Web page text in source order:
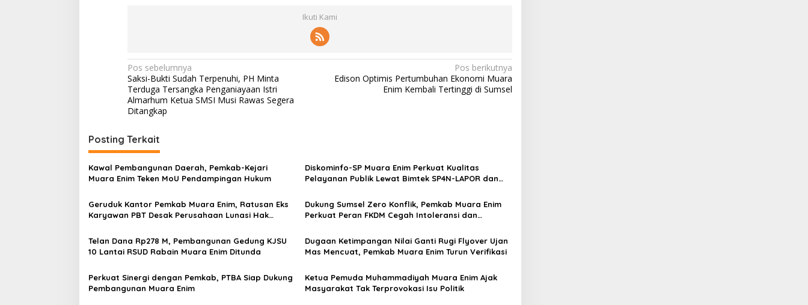
Ikuti Kami
N
a
v
i
g
a
s
i
p
o
s
Pos sebelumnya
Saksi-Bukti Sudah Terpenuhi, PH Minta
Terduga Tersangka Penganiayaan Istri
Almarhum Ketua SMSI Musi Rawas Segera
Ditangkap
Pos berikutnya
Edison Optimis Pertumbuhan Ekonomi Muara
Enim Kembali Tertinggi di Sumsel
Posting Terkait
Kawal Pembangunan Daerah, Pemkab-Kejari
Muara Enim Teken MoU Pendampingan Hukum
Diskominfo-SP Muara Enim Perkuat Kualitas
Pelayanan Publik Lewat Bimtek SP4N-LAPOR dan
Geruduk Kantor Pemkab Muara Enim, Ratusan Eks
Karyawan PBT Desak Perusahaan Lunasi Hak
Dukung Sumsel Zero Konflik, Pemkab Muara Enim
Perkuat Peran FKDM Cegah Intoleransi dan
Telan Dana Rp278 M, Pembangunan Gedung KJSU
10 Lantai RSUD Rabain Muara Enim Ditunda
Dugaan Ketimpangan Nilai Ganti Rugi Flyover Ujan
Mas Mencuat, Pemkab Muara Enim Turun Verifikasi
Perkuat Sinergi dengan Pemkab, PTBA Siap Dukung
Pembangunan Muara Enim
Ketua Pemuda Muhammadiyah Muara Enim Ajak
Masyarakat Tak Terprovokasi Isu Politik